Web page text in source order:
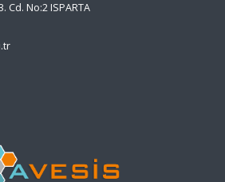
Cd. No:2 ISPARTA